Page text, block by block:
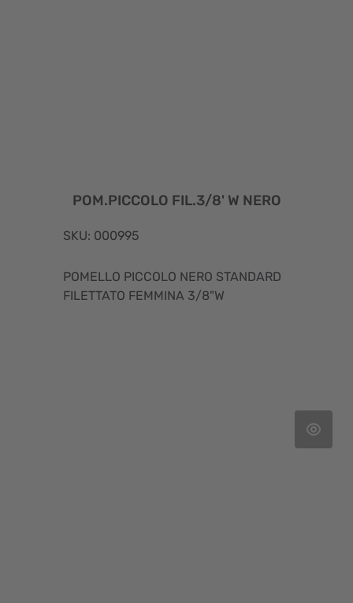
POM.PICCOLO FIL.3/8' W NERO
SKU: 000995
POMELLO PICCOLO NERO STANDARD
FILETTATO FEMMINA 3/8"W